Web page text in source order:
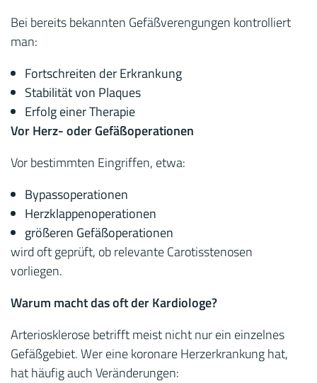
Bei bereits bekannten Gefäßverengungen kontrolliert
man:
Fortschreiten der Erkrankung
Stabilität von Plaques
Erfolg einer Therapie
Vor Herz- oder Gefäßoperationen
Vor bestimmten Eingriffen, etwa:
Bypassoperationen
Herzklappenoperationen
größeren Gefäßoperationen
wird oft geprüft, ob relevante Carotisstenosen
vorliegen.
Warum macht das oft der Kardiologe?
Arteriosklerose betrifft meist nicht nur ein einzelnes
Gefäßgebiet. Wer eine koronare Herzerkrankung hat,
hat häufig auch Veränderungen: